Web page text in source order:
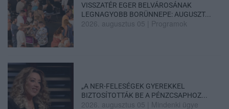
VISSZATÉR EGER BELVÁROSÁNAK
LEGNAGYOBB BORÜNNEPE: AUGUSZT...
2026. augusztus 05 Programok
„A NER-FELESÉGEK GYEREKKEL
BIZTOSÍTOTTÁK BE A PÉNZCSAPHOZ...
2026. augusztus 05 Mindenki ügye